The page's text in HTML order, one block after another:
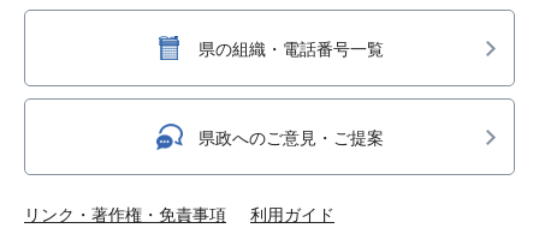
県の組織・電話番号一覧
県政へのご意見・ご提案
リンク・著作権・免責事項 利用ガイド